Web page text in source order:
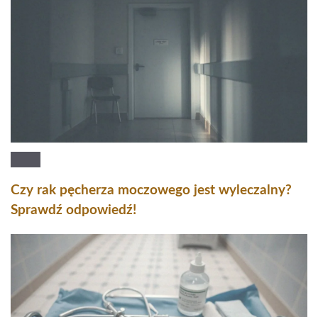
Czy rak pęcherza moczowego jest wyleczalny?
Sprawdź odpowiedź!